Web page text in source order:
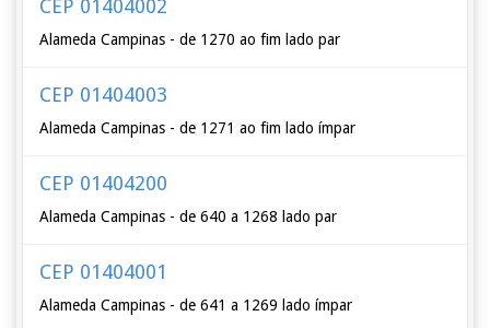
CEP 01404002
Alameda Campinas - de 1270 ao fim lado par
CEP 01404003
Alameda Campinas - de 1271 ao fim lado ímpar
CEP 01404200
Alameda Campinas - de 640 a 1268 lado par
CEP 01404001
Alameda Campinas - de 641 a 1269 lado ímpar